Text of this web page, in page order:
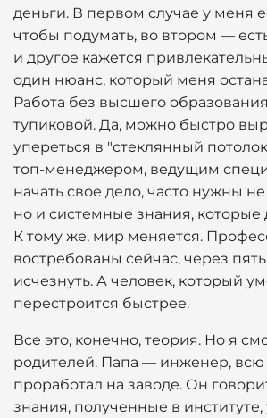
деньги. В первом случае у меня
чтобы подумать, во втором —
и другое кажется
один нюанс, который меня
Работа без высшего
тупиковой. Да, можно быстро
упереться в "стеклянный
топ-менеджером, ведущим
начать свое дело, часто нужны
но и системные знания, которые
К тому же, мир меняется.
востребованы сейчас, через
исчезнуть. А человек, который
перестроится быстрее.
Все это, конечно, теория. Но я
родителей. Папа — инженер,
проработал на заводе. Он
знания, полученные в